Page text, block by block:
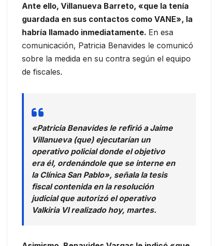
Ante ello, Villanueva Barreto, «que la tenía
guardada en sus contactos como VANE», la
habría llamado inmediatamente. En esa
comunicación, Patricia Benavides le comunicó
sobre la medida en su contra según el equipo
de fiscales.
«Patricia Benavides le refirió a Jaime
Villanueva (que) ejecutarían un
operativo policial donde el objetivo
era él, ordenándole que se interne en
la Clínica San Pablo», señala la tesis
fiscal contenida en la resolución
judicial que autorizó el operativo
Valkiria VI realizado hoy, martes.